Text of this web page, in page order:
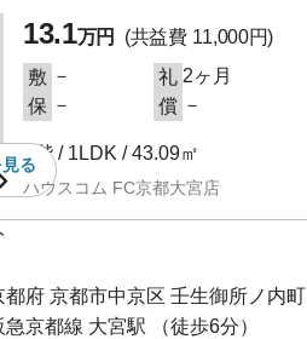
見る
13.1万円
(共益費 11,000円)
敷 － 礼 2ヶ月
保 － 償 －
8階 / 1LDK / 43.09㎡
ハウスコム FC京都大宮店
都府 京都市中京区 壬生御所ノ内町
急京都線 大宮駅 （徒歩6分）